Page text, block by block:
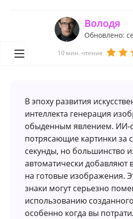
Володя
Обновлено:
10 мин. чтение
В эпоху развития
интеллекта генерация
обыденным явлением. ИИ-
потрясающие картинки за
секунды, но большинство
автоматически добавляют
на готовые изображения.
знаки могут серьезно
использованию
особенно когда вы